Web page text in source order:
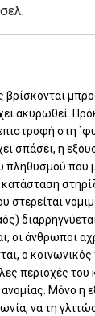
βρίσκονται
ακυρωθεί.
στη
σπάσει, η
πληθυσμού που
στερείται
οι άνθρωποι
ο
περιοχές του
Μόνο η
να τη